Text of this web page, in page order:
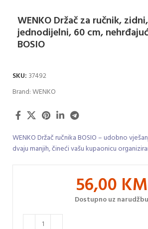
WENKO Držač za ručnik, zidni,
jednodijelni, 60 cm,
BOSIO
SKU: 37492
Brand:WENKO
WENKO Držač ručnika BOSIO – udobno
dvaju manjih, čineći vašu kupaonicu
56,00 KM
Dostupno uz narudžbu